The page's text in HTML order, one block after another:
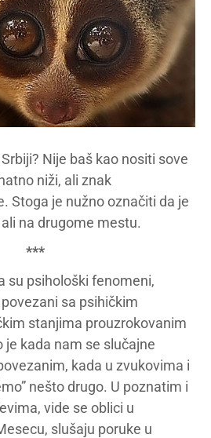
Nije baš kao nositi sove
niži, ali znak
Stoga je nužno označiti da je
na drugome mestu.
***
su psihološki fenomeni,
sa psihičkim
stanjima prouzrokovanim
kada nam se slučajne
kada u zvukovima i
nešto drugo. U poznatim i
vide se oblici u
slušaju poruke u